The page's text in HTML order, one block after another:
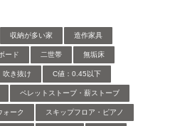
収納が多い家 造作家具
ード 二世帯 無垢床
吹き抜け C値：0.45以下
ペレットストーブ・薪ストーブ
ォーク スキップフロア・ピアノ